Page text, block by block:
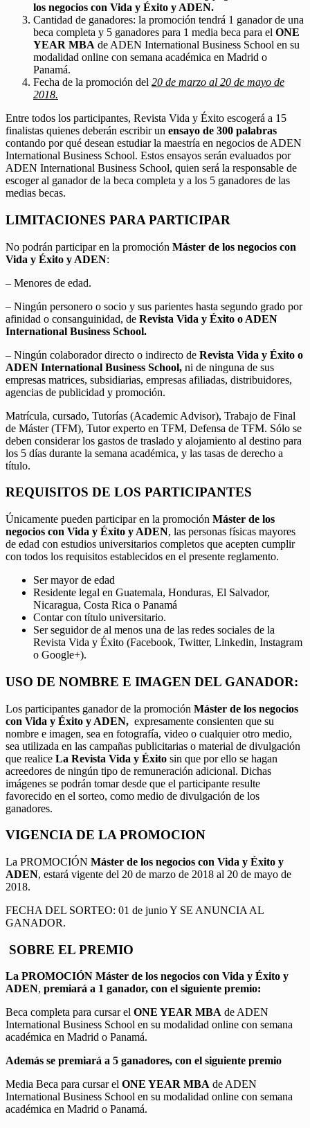
los negocios con Vida y Éxito y ADEN.
Cantidad de ganadores: la promoción tendrá 1 ganador de una
beca completa y 5 ganadores para 1 media beca para el ONE
YEAR MBA de ADEN International Business School en su
modalidad online con semana académica en Madrid o
Panamá.
Fecha de la promoción del 20 de marzo al 20 de mayo de
2018.
Entre todos los participantes, Revista Vida y Éxito escogerá a 15
finalistas quienes deberán escribir un ensayo de 300 palabras
contando por qué desean estudiar la maestría en negocios de ADEN
International Business School. Estos ensayos serán evaluados por
ADEN International Business School, quien será la responsable de
escoger al ganador de la beca completa y a los 5 ganadores de las
medias becas.
LIMITACIONES PARA PARTICIPAR
No podrán participar en la promoción Máster de los negocios con
Vida y Éxito y ADEN:
– Menores de edad.
– Ningún personero o socio y sus parientes hasta segundo grado por
afinidad o consanguinidad, de Revista Vida y Éxito o ADEN
International Business School.
– Ningún colaborador directo o indirecto de Revista Vida y Éxito o
ADEN International Business School, ni de ninguna de sus
empresas matrices, subsidiarias, empresas afiliadas, distribuidores,
agencias de publicidad y promoción.
Matrícula, cursado, Tutorías (Academic Advisor), Trabajo de Final
de Máster (TFM), Tutor experto en TFM, Defensa de TFM. Sólo se
deben considerar los gastos de traslado y alojamiento al destino para
los 5 días durante la semana académica, y las tasas de derecho a
título.
REQUISITOS DE LOS PARTICIPANTES
Únicamente pueden participar en la promoción Máster de los
negocios con Vida y Éxito y ADEN, las personas físicas mayores
de edad con estudios universitarios completos que acepten cumplir
con todos los requisitos establecidos en el presente reglamento.
Ser mayor de edad
Residente legal en Guatemala, Honduras, El Salvador,
Nicaragua, Costa Rica o Panamá
Contar con título universitario.
Ser seguidor de al menos una de las redes sociales de la
Revista Vida y Éxito (Facebook, Twitter, Linkedin, Instagram
o Google+).
USO DE NOMBRE E IMAGEN DEL GANADOR:
Los participantes ganador de la promoción Máster de los negocios
con Vida y Éxito y ADEN, expresamente consienten que su
nombre e imagen, sea en fotografía, video o cualquier otro medio,
sea utilizada en las campañas publicitarias o material de divulgación
que realice La Revista Vida y Éxito sin que por ello se hagan
acreedores de ningún tipo de remuneración adicional. Dichas
imágenes se podrán tomar desde que el participante resulte
favorecido en el sorteo, como medio de divulgación de los
ganadores.
VIGENCIA DE LA PROMOCION
La PROMOCIÓN Máster de los negocios con Vida y Éxito y
ADEN, estará vigente del 20 de marzo de 2018 al 20 de mayo de
2018.
FECHA DEL SORTEO: 01 de junio Y SE ANUNCIA AL
GANADOR.
SOBRE EL PREMIO
La PROMOCIÓN Máster de los negocios con Vida y Éxito y
ADEN, premiará a 1 ganador, con el siguiente premio:
Beca completa para cursar el ONE YEAR MBA de ADEN
International Business School en su modalidad online con semana
académica en Madrid o Panamá.
Además se premiará a 5 ganadores, con el siguiente premio
Media Beca para cursar el ONE YEAR MBA de ADEN
International Business School en su modalidad online con semana
académica en Madrid o Panamá.